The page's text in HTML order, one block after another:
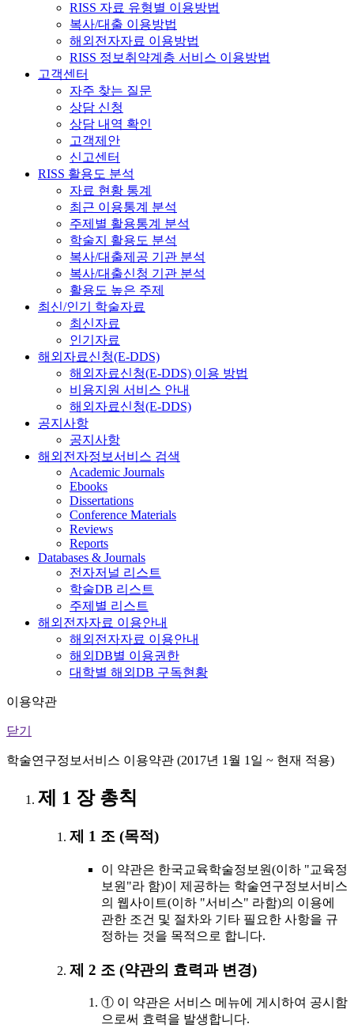
RISS 자료 유형별 이용방법
복사/대출 이용방법
해외전자자료 이용방법
RISS 정보취약계층 서비스 이용방법
고객센터
자주 찾는 질문
상담 신청
상담 내역 확인
고객제안
신고센터
RISS 활용도 분석
자료 현황 통계
최근 이용통계 분석
주제별 활용통계 분석
학술지 활용도 분석
복사/대출제공 기관 분석
복사/대출신청 기관 분석
활용도 높은 주제
최신/인기 학술자료
최신자료
인기자료
해외자료신청(E-DDS)
해외자료신청(E-DDS) 이용 방법
비용지원 서비스 안내
해외자료신청(E-DDS)
공지사항
공지사항
해외전자정보서비스 검색
Academic Journals
Ebooks
Dissertations
Conference Materials
Reviews
Reports
Databases & Journals
전자저널 리스트
학술DB 리스트
주제별 리스트
해외전자자료 이용안내
해외전자자료 이용안내
해외DB별 이용권한
대학별 해외DB 구독현황
이용약관
닫기
학술연구정보서비스 이용약관 (2017년 1월 1일 ~ 현재 적용)
제 1 장 총칙
제 1 조 (목적)
이 약관은 한국교육학술정보원(이하 "교육정
보원"라 함)이 제공하는 학술연구정보서비스
의 웹사이트(이하 "서비스" 라함)의 이용에
관한 조건 및 절차와 기타 필요한 사항을 규
정하는 것을 목적으로 합니다.
제 2 조 (약관의 효력과 변경)
① 이 약관은 서비스 메뉴에 게시하여 공시함
으로써 효력을 발생합니다.